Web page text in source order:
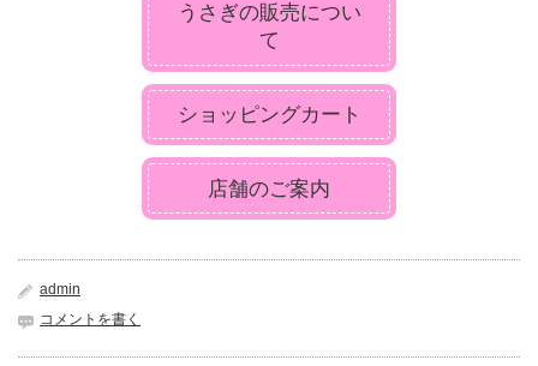
うさぎの販売につい
て
ショッピングカート
店舗のご案内
admin
コメントを書く